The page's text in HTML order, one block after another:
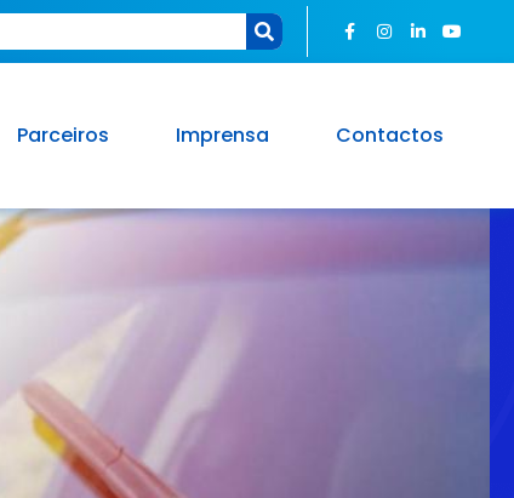
Parceiros Imprensa Contactos